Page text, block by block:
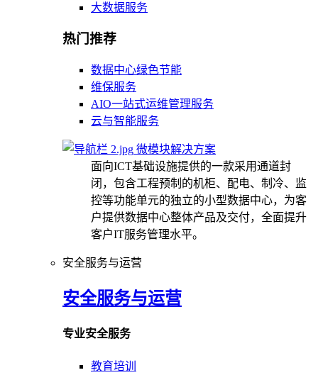
大数据服务
热门推荐
数据中心绿色节能
维保服务
AIO一站式运维管理服务
云与智能服务
微模块解决方案
面向ICT基础设施提供的一款采用通道封
闭，包含工程预制的机柜、配电、制冷、监
控等功能单元的独立的小型数据中心，为客
户提供数据中心整体产品及交付，全面提升
客户IT服务管理水平。
安全服务与运营
安全服务与运营
专业安全服务
教育培训